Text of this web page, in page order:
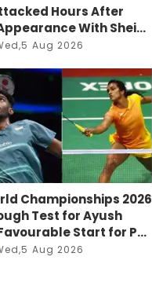
Hours After
With Sheikh
Aug 2026
Championships 2026
Test for Ayush
Start for PV
Aug 2026